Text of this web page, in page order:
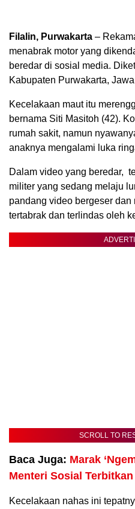
Filalin, Purwakarta –
menabrak motor yang
beredar di sosial media.
Kabupaten Purwakarta,
Kecelakaan maut itu
bernama Siti Masitoh (42).
rumah sakit, namun
anaknya mengalami luka
Dalam video yang beredar,
militer yang sedang melaju
pandang video bergeser
tertabrak dan terlindas oleh
SCROLL TO
Baca Juga: Marak
Menteri Sosial
Kecelakaan nahas ini